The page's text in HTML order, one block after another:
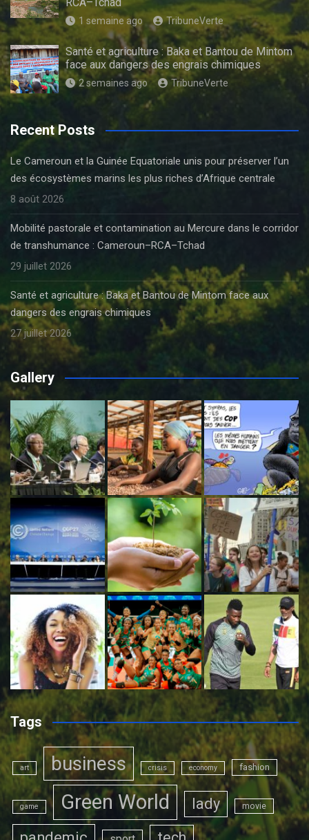
1 semaine ago TribuneVerte
Santé et agriculture : Baka et Bantou de Mintom
face aux dangers des engrais chimiques
2 semaines ago TribuneVerte
Recent Posts
Le Cameroun et la Guinée Equatoriale unis pour préserver l’un
des écosystèmes marins les plus riches d’Afrique centrale
8 août 2026
Mobilité pastorale et contamination au Mercure dans le corridor
de transhumance : Cameroun–RCA–Tchad
29 juillet 2026
Santé et agriculture : Baka et Bantou de Mintom face aux
dangers des engrais chimiques
27 juillet 2026
Gallery
Tags
art business crisis economy fashion
game Green World lady movie